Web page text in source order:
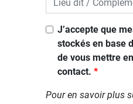
J’accepte que
stockés en base
de vous mettre
contact.
Pour en savoir plus